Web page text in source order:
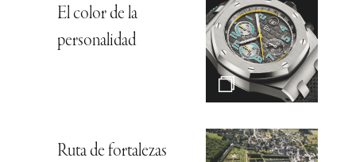
El color de la
personalidad
Ruta de fortalezas